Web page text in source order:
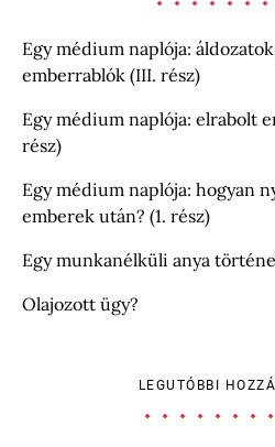
Egy médium naplója:
emberrablók (III. rész)
Egy médium naplója: elrabolt
rész)
Egy médium naplója: hogyan
emberek után? (1. rész)
Egy munkanélküli anya
Olajozott ügy?
LEGUTÓBBI